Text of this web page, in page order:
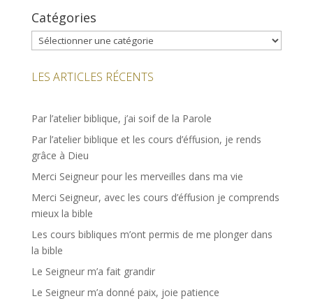
Catégories
Catégories
LES ARTICLES RÉCENTS
Par l’atelier biblique, j’ai soif de la Parole
Par l’atelier biblique et les cours d’éffusion, je rends
grâce à Dieu
Merci Seigneur pour les merveilles dans ma vie
Merci Seigneur, avec les cours d’éffusion je comprends
mieux la bible
Les cours bibliques m’ont permis de me plonger dans
la bible
Le Seigneur m’a fait grandir
Le Seigneur m’a donné paix, joie patience